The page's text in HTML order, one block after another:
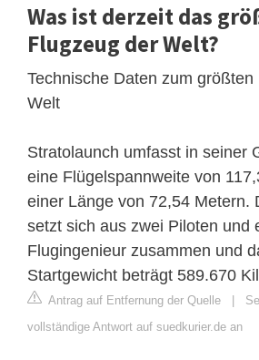
Was ist derzeit das
Flugzeug der Welt?
Technische Daten zum
Welt
Stratolaunch umfasst in seiner
eine Flügelspannweite von
einer Länge von 72,54 Metern.
setzt sich aus zwei Piloten und
Flugingenieur zusammen und
Startgewicht beträgt 589.670
Antrag auf Entfernung der Quelle |
vollständige Antwort auf suedkurier.de an